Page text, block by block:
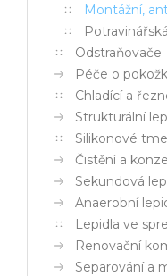
Montážní,
Odstraňovače
Péče o
Chladící a
Strukturální
Silikonové
Čistění a
Sekundová
Anaerobní
Lepidla ve
Renovační
Separování a